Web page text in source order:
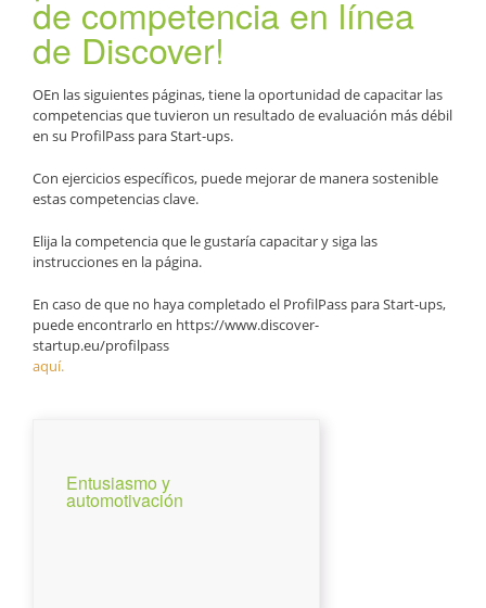
de competencia en línea
de Discover!
OEn las siguientes páginas, tiene la oportunidad de capacitar las
competencias que tuvieron un resultado de evaluación más débil
en su ProfilPass para Start-ups.
Con ejercicios específicos, puede mejorar de manera sostenible
estas competencias clave.
Elija la competencia que le gustaría capacitar y siga las
instrucciones en la página.
En caso de que no haya completado el ProfilPass para Start-ups,
puede encontrarlo en https://www.discover-
startup.eu/profilpass
aquí.
Entusiasmo y
automotivación